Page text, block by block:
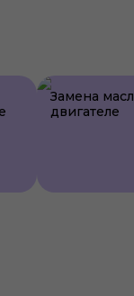
Замена
двигателе